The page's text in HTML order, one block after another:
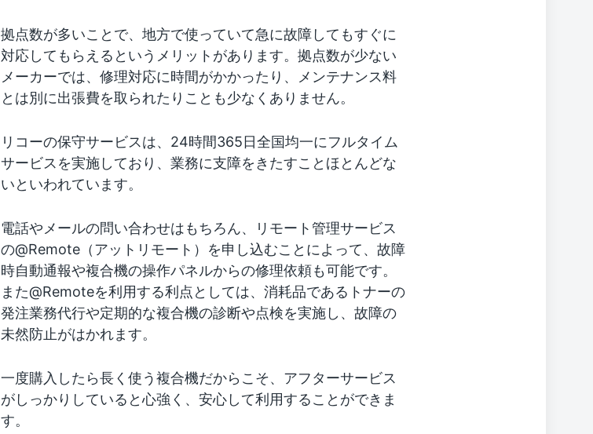
拠点数が多いことで、地方で使っていて急に故障してもすぐに
対応してもらえるというメリットがあります。拠点数が少ない
メーカーでは、修理対応に時間がかかったり、メンテナンス料
とは別に出張費を取られたりことも少なくありません。
リコーの保守サービスは、24時間365日全国均一にフルタイム
サービスを実施しており、業務に支障をきたすことほとんどな
いといわれています。
電話やメールの問い合わせはもちろん、リモート管理サービス
の@Remote（アットリモート）を申し込むことによって、故障
時自動通報や複合機の操作パネルからの修理依頼も可能です。
また@Remoteを利用する利点としては、消耗品であるトナーの
発注業務代行や定期的な複合機の診断や点検を実施し、故障の
未然防止がはかれます。
一度購入したら長く使う複合機だからこそ、アフターサービス
がしっかりしていると心強く、安心して利用することができま
す。